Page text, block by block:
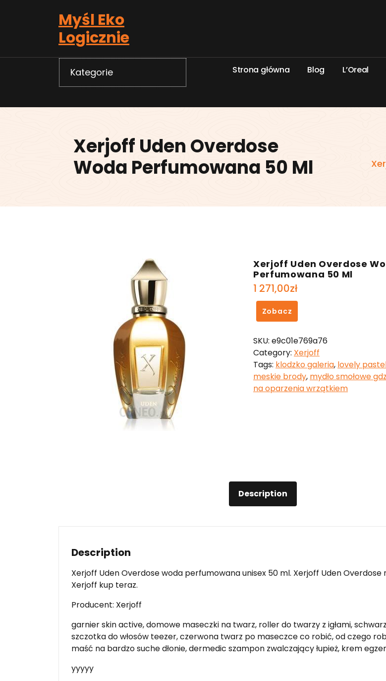
Myśl Eko
Logicznie
Kategorie Strona główna Blog L’Oreal
Xerjoff Uden Overdose
Woda Perfumowana 50 Ml
Xerjoff Uden Overdose
Perfumowana 50 Ml
1 271,00zł
Zobacz
SKU: e9c01e769a76
Category: Xerjoff
Tags: klodzko galeria, lovely
meskie brody, mydło smołowe
na oparzenia wrzątkiem
Description
Description
Xerjoff Uden Overdose woda perfumowana unisex 50 ml. Xerjoff Uden Overdose
Xerjoff kup teraz.
Producent: Xerjoff
garnier skin active, domowe maseczki na twarz, roller do twarzy z igłami,
szczotka do włosów teezer, czerwona twarz po maseczce co robić, od czego
maść na bardzo suche dłonie, dermedic szampon zwalczający łupież, krem
yyyyy